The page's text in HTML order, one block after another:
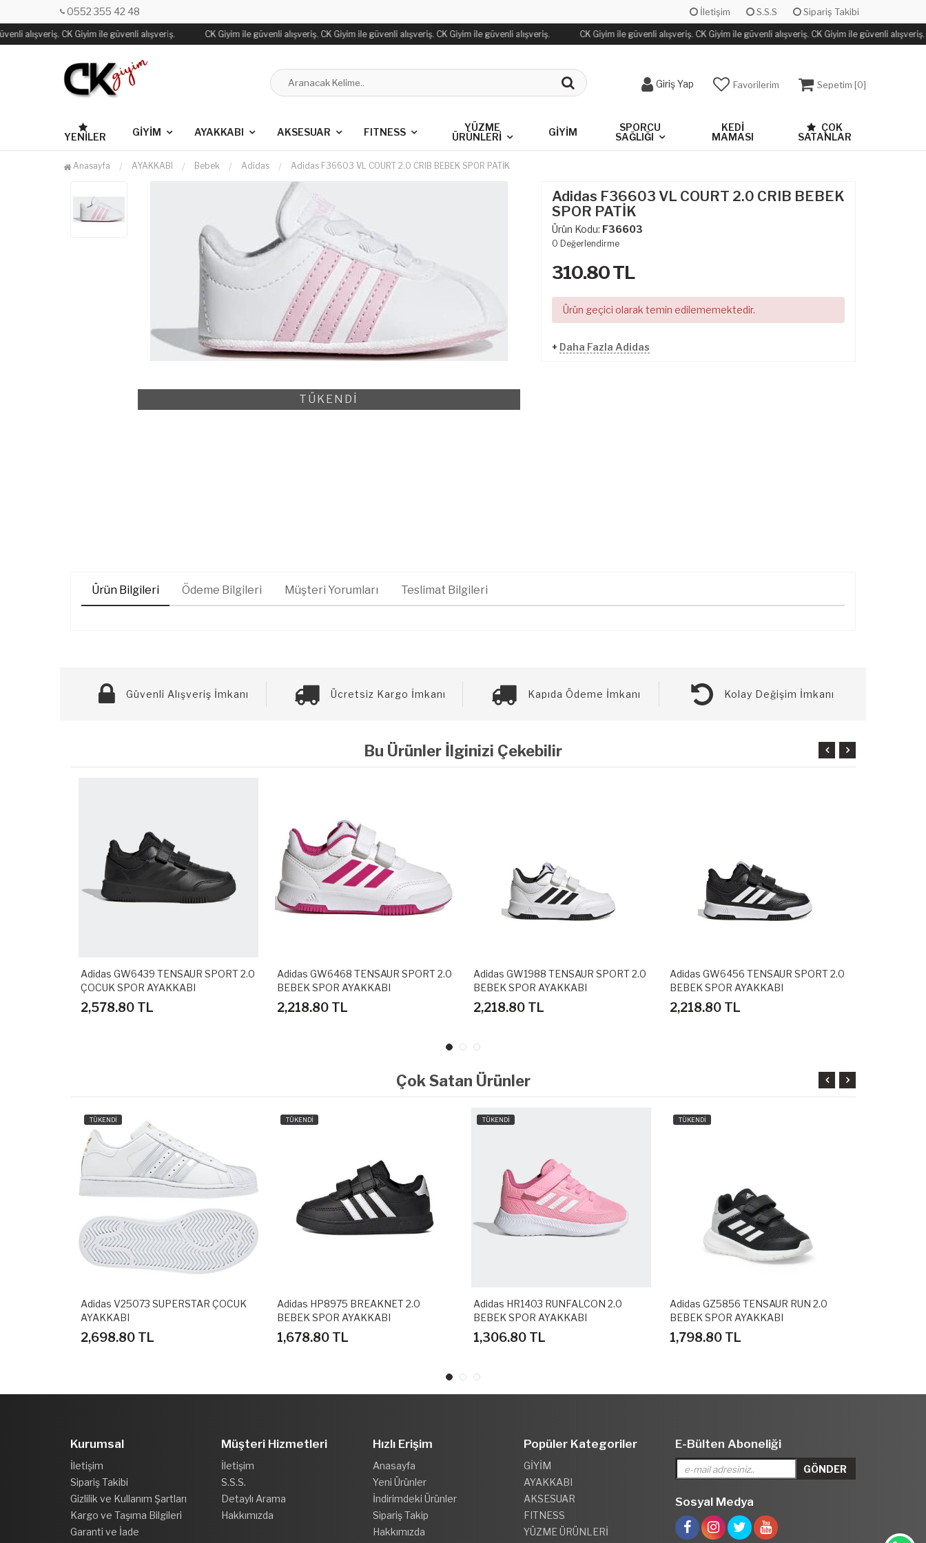
0552 355 42 48 İletişim S.S.S Sipariş Takibi
alışveriş. CK Giyim ile güvenli alışveriş. CK Giyim ile güvenli alışveriş. CK Giyim ile güvenli alışveriş. CK Giyim ile güvenli alışveriş. CK Giyim ile güvenli alışveriş. CK Giyim ile güvenli alışveriş. CK Giyim ile güvenli alışveriş.
Giriş Yap Favorilerim Sepetim [0]
YENILER GİYİM AYAKKABI AKSESUAR FITNESS
YÜZME
ÜRÜNLERİ
GİYİM
SPORCU
SAĞLIĞI
KEDİ
MAMASI
ÇOK
SATANLAR
Anasayfa AYAKKABI Bebek Adidas Adidas F36603 VL COURT 2.0 CRIB BEBEK SPOR PATİK
TÜKENDİ
Adidas F36603 VL COURT 2.0 CRIB BEBEK
SPOR PATİK
Ürün Kodu: F36603
0 Değerlendirme
310.80TL
Ürün geçici olarak temin edilememektedir.
+ Daha Fazla Adidas
Ürün Bilgileri Ödeme Bilgileri Müşteri Yorumları Teslimat Bilgileri
Güvenli Alışveriş İmkanı Ücretsiz Kargo İmkanı Kapıda Ödeme İmkanı Kolay Değişim İmkanı
Bu Ürünler İlginizi Çekebilir
Adidas GW6439 TENSAUR SPORT 2.0
ÇOCUK SPOR AYAKKABI
2,578.80 TL
Adidas GW6468 TENSAUR SPORT 2.0
BEBEK SPOR AYAKKABI
2,218.80 TL
Adidas GW1988 TENSAUR SPORT 2.0
BEBEK SPOR AYAKKABI
2,218.80 TL
Adidas GW6456 TENSAUR SPORT 2.0
BEBEK SPOR AYAKKABI
2,218.80 TL
Çok Satan Ürünler
TÜKENDİ
Adidas V25073 SUPERSTAR ÇOCUK
AYAKKABI
2,698.80 TL
TÜKENDİ
Adidas HP8975 BREAKNET 2.0
BEBEK SPOR AYAKKABI
1,678.80 TL
TÜKENDİ
Adidas HR1403 RUNFALCON 2.0
BEBEK SPOR AYAKKABI
1,306.80 TL
TÜKENDİ
Adidas GZ5856 TENSAUR RUN 2.0
BEBEK SPOR AYAKKABI
1,798.80 TL
Kurumsal
İletişim
Sipariş Takibi
Gizlilik ve Kullanım Şartları
Kargo ve Taşıma Bilgileri
Garanti ve İade
Müşteri Hizmetleri
İletişim
S.S.S.
Detaylı Arama
Hakkımızda
Hızlı Erişim
Anasayfa
Yeni Ürünler
İndirimdeki Ürünler
Sipariş Takip
Hakkımızda
Popüler Kategoriler
GİYİM
AYAKKABI
AKSESUAR
FITNESS
YÜZME ÜRÜNLERİ
E-Bülten Aboneliği
Sosyal Medya